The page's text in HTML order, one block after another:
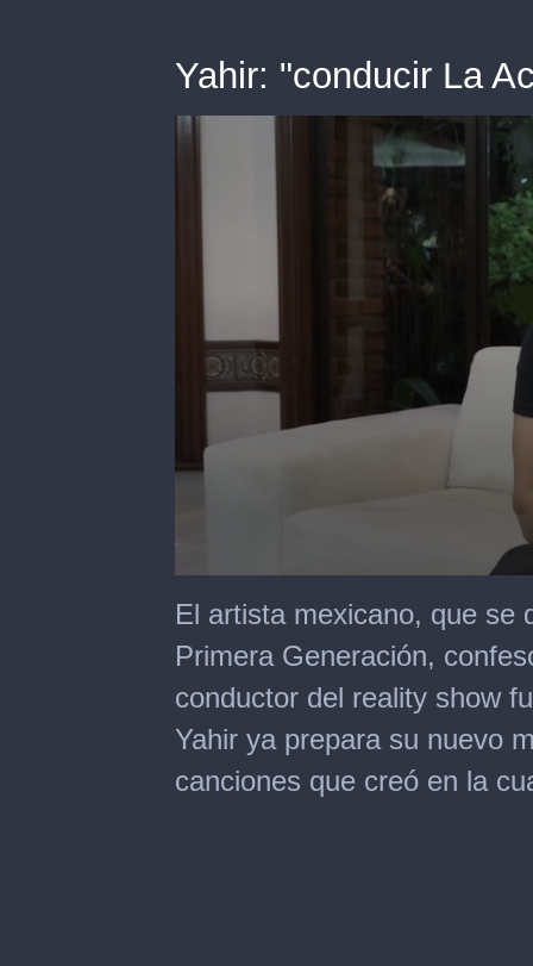
Yahir: "conducir La
seconds
of
minutes,
seconds
El artista mexicano, que se
Primera Generación,
conductor del reality show
Yahir ya prepara su nuevo
canciones que creó en la